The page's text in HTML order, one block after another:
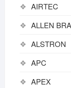
AIRTEC
ALLEN
ALSTRON
APC
APEX